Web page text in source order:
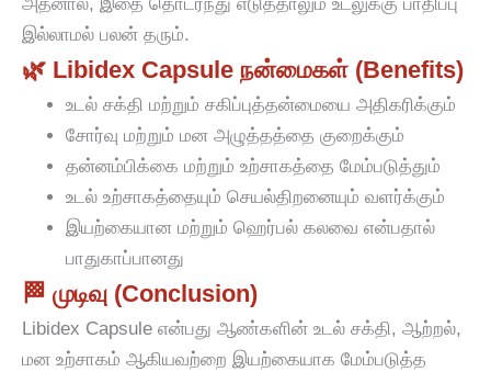
இல்லாமல் பலன் தரும்.
🌿 Libidex Capsule நன்மைகள் (Benefits)
உடல் சக்தி மற்றும் சகிப்புத்தன்மையை அதிகரிக்கும்
சோர்வு மற்றும் மன அழுத்தத்தை குறைக்கும்
தன்னம்பிக்கை மற்றும் உற்சாகத்தை மேம்படுத்தும்
உடல் உற்சாகத்தையும் செயல்திறனையும் வளர்க்கும்
இயற்கையான மற்றும் ஹெர்பல் கலவை என்பதால்
பாதுகாப்பானது
🏁 முடிவு (Conclusion)
Libidex Capsule என்பது ஆண்களின் உடல் சக்தி, ஆற்றல்,
மன உற்சாகம் ஆகியவற்றை இயற்கையாக மேம்படுத்த